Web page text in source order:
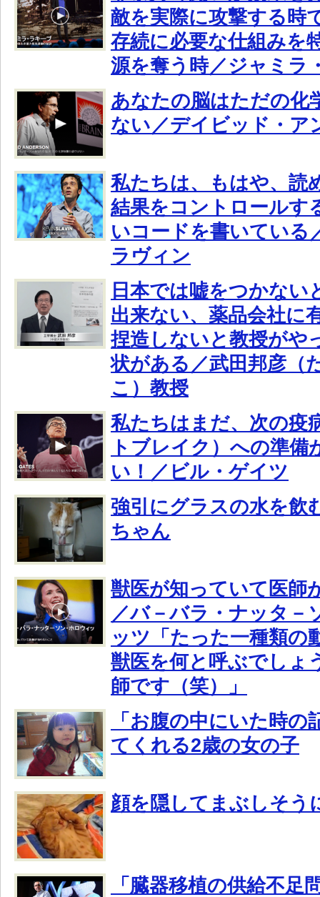
敵を実際に攻撃する時
存続に必要な仕組みを
源を奪う時／ジャミラ
あなたの脳はただの化
ない／デイビッド・ア
私たちは、もはや、読
結果をコントロールす
いコードを書いている
ラヴィン
日本では嘘をつかない
出来ない、薬品会社に
捏造しないと教授がや
状がある／武田邦彦（
こ）教授
私たちはまだ、次の疫
トブレイク）への準備
い！／ビル・ゲイツ
強引にグラスの水を飲
ちゃん
獣医が知っていて医師
／バ－バラ・ナッタ－
ッツ「たった一種類の
獣医を何と呼ぶでしょ
師です（笑）」
「お腹の中にいた時の
てくれる2歳の女の子
顔を隠してまぶしそう
「臓器移植の供給不足